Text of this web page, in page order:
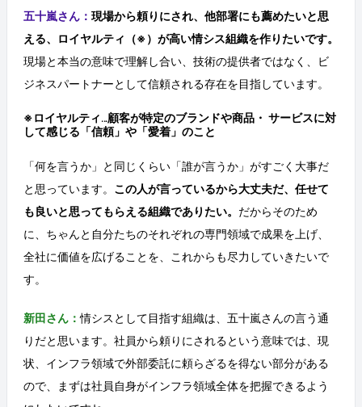
五十嵐さん： 現場から頼りにされ、他部署にも薦めたいと思
える、ロイヤルティ（※）が高い情シス組織を作りたいです。
現場と本当の意味で理解し合い、技術の提供者ではなく、ビ
ジネスパートナーとして信頼される存在を目指しています。
※ロイヤルティ…顧客が特定のブランドや商品・ サービスに対
して感じる「信頼」や「愛着」のこと
「何を言うか」と同じくらい「誰が言うか」がすごく大事だ
と思っています。 この人が言っているから大丈夫だ、任せて
も良いと思ってもらえる組織でありたい。 だからそのため
に、ちゃんと自分たちのそれぞれの専門領域で成果を上げ、
全社に価値を広げることを、これからも尽力していきたいで
す。
新田さん：情シスとして目指す組織は、五十嵐さんの言う通
りだと思います。社員から頼りにされるという意味では、現
状、インフラ領域で外部委託に頼らざるを得ない部分がある
ので、まずは社員自身がインフラ領域全体を把握できるよう